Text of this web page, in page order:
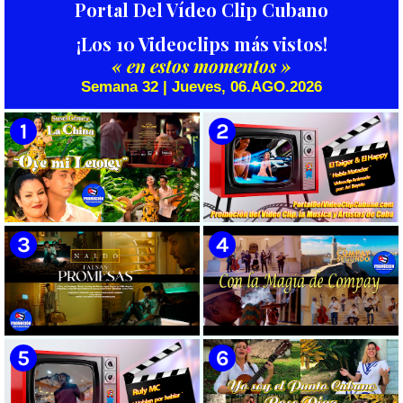
Portal Del Vídeo Clip Cubano
¡Los 10 Videoclips más vistos!
« en estos momentos »
Semana 32 | Jueves, 06.AGO.2026
🟡 Susel Gómez (La China) ||
¨Oye Mi Leloley¨ || Director:
Onelio Jesús Larralde González
|| Música popular bailable
cubana || Videoclip || CUBA
🟡 El Taiger & El Happy ||
¨Habla Matador¨ || Videoclip
Animado || Director: Arí Bayolo
|| Música Urbana Cubana ||
CUBA